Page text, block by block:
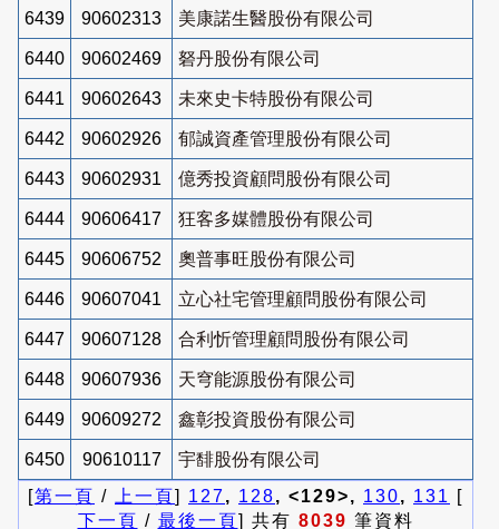
6439 90602313 美康諾生醫股份有限公司
6440 90602469 砮丹股份有限公司
6441 90602643 未來史卡特股份有限公司
6442 90602926 郁誠資產管理股份有限公司
6443 90602931 億秀投資顧問股份有限公司
6444 90606417 狂客多媒體股份有限公司
6445 90606752 奧普事旺股份有限公司
6446 90607041 立心社宅管理顧問股份有限公司
6447 90607128 合利忻管理顧問股份有限公司
6448 90607936 天穹能源股份有限公司
6449 90609272 鑫彰投資股份有限公司
6450 90610117
宇馡股份有限公司
[第一頁 / 上一頁] 127, 128, <129>, 130, 131
[
下一頁 / 最後一頁] 共有 8039 筆資料